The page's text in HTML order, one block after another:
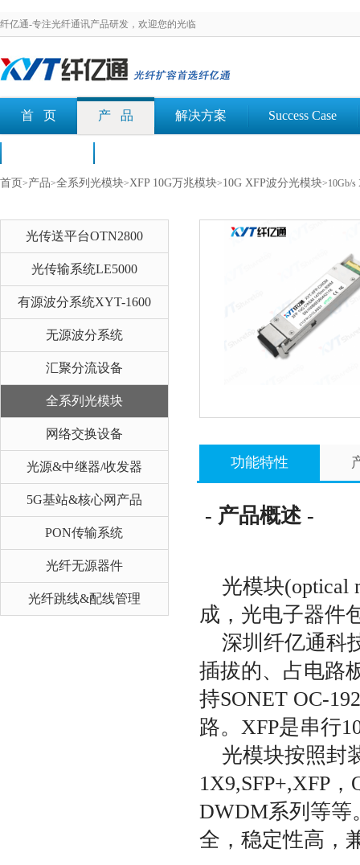
纤亿通-专注光纤通讯产品研发，欢迎您的光临
首 页 产 品 解决方案 Success Case
首页 >产品>全系列光模块>XFP 10G万兆模块>10G XFP波分光模块>10Gb/s
光传送平台OTN2800
光传输系统LE5000
有源波分系统XYT-1600
无源波分系统
汇聚分流设备
全系列光模块
网络交换设备
光源&中继器/收发器
5G基站&核心网产品
PON传输系统
光纤无源器件
光纤跳线&配线管理
功能特性
- 产品概述 -
光模块(optical
成，光电子器件
深圳纤亿通科
插拔的、占电路
持SONET OC-
路。XFP是串行
光模块按照封
1X9,SFP+,XFP，
DWDM系列等等
全，稳定性高，